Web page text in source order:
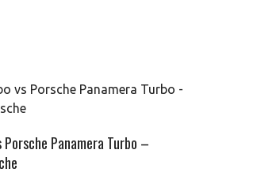
Porsche Panamera Turbo –